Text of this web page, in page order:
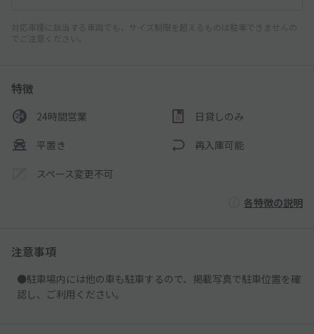
対応車種に該当する車両でも、サイズ制限を超えるものは駐車できませんの
でご注意ください。
特徴
24時間営業 日貸しのみ
平置き 再入庫可能
スペース変更不可
各特徴の説明
注意事項
●駐車場内には他の車も駐車するので、掲載写真で駐車位置を確
認し、ご利用ください。